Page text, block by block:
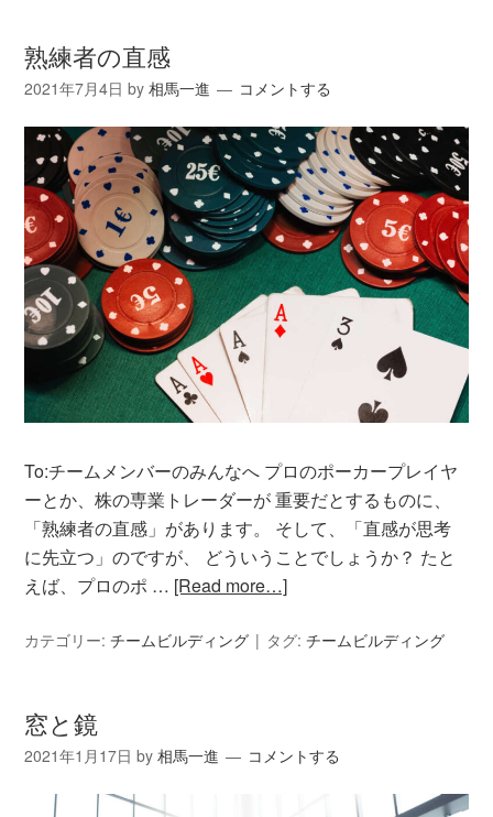
熟練者の直感
2021年7月4日 by相馬一進 コメントする
To:チームメンバーのみんなへ プロのポーカープレイヤ
ーとか、株の専業トレーダーが 重要だとするものに、
「熟練者の直感」があります。 そして、「直感が思考
に先立つ」のですが、 どういうことでしょうか？ たと
えば、プロのポ … [Read more…]
カテゴリー:チームビルディング タグ:チームビルディング
窓と鏡
2021年1月17日 by相馬一進 コメントする